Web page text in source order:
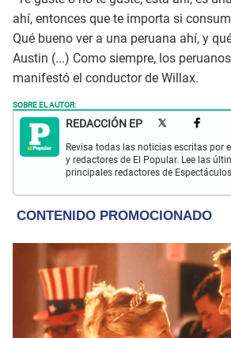
ahí, entonces que te importa si
Qué bueno ver a una peruana ahí, y
Austin (...) Como siempre, los
manifestó el conductor de Willax.
SOBRE EL AUTOR:
REDACCIÓN EP
Revisa todas las noticias escritas por
y redactores de El Popular. Lee las
principales redactores de